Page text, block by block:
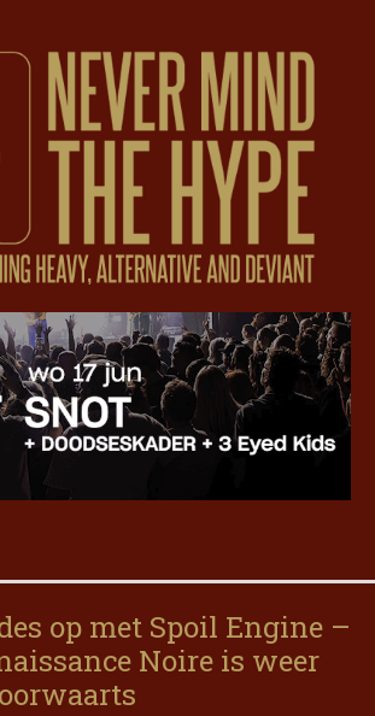
op met Spoil Engine –
Noire is weer